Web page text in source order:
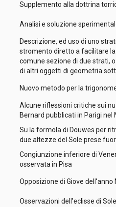
Supplemento alla dottrina
Analisi e soluzione
Descrizione, ed uso di uno
stromento diretto a facilitare
comune sezione di due strati,
di altri oggetti di geometria
Nuovo metodo per la
Alcune riflessioni critiche sui
Bernard pubblicati in Parigi nel
Su la formola di Douwes per
due altezze del Sole prese
Congiunzione inferiore di
osservata in Pisa
Opposizione di Giove dell'anno
Osservazioni dell'eclisse di